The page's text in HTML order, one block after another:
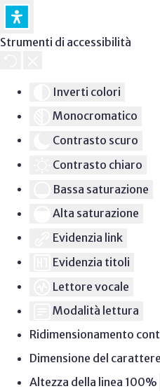
Strumenti di accessibilità
Inverti colori
Monocromatico
Contrasto scuro
Contrasto chiaro
Bassa saturazione
Alta saturazione
Evidenzia link
Evidenzia titoli
Lettore vocale
Modalità lettura
Ridimensionamento
Dimensione del carattere
Altezza della linea 100%